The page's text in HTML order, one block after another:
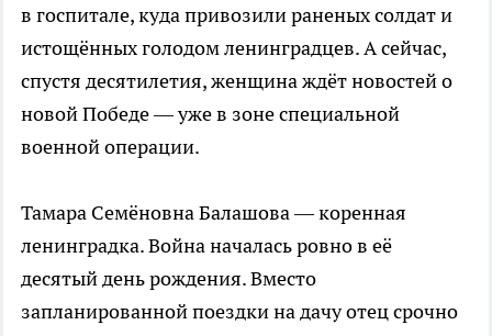
в госпитале, куда привозили раненых солдат и
истощённых голодом ленинградцев. А сейчас,
спустя десятилетия, женщина ждёт новостей о
новой Победе — уже в зоне специальной
военной операции.
Тамара Семёновна Балашова — коренная
ленинградка. Война началась ровно в её
десятый день рождения. Вместо
запланированной поездки на дачу отец срочно